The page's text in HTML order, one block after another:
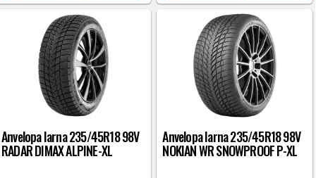
Anvelopa Iarna 235/45R18 98V
RADAR DIMAX ALPINE-XL
Anvelopa Iarna 235/45R18 98V
NOKIAN WR SNOWPROOF P-XL